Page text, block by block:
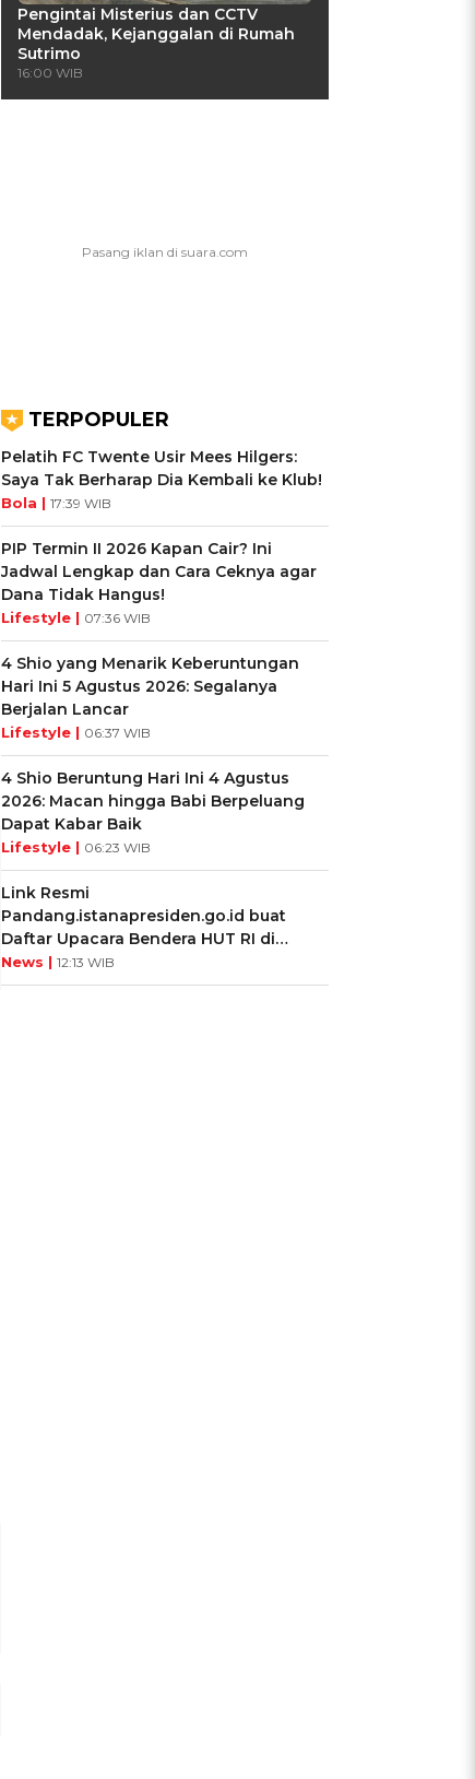
Pengintai Misterius dan CCTV
Mendadak, Kejanggalan di Rumah
Sutrimo
16:00 WIB
TERPOPULER
Pelatih FC Twente Usir Mees Hilgers:
Saya Tak Berharap Dia Kembali ke Klub!
Bola | 17:39 WIB
PIP Termin II 2026 Kapan Cair? Ini
Jadwal Lengkap dan Cara Ceknya agar
Dana Tidak Hangus!
Lifestyle | 07:36 WIB
4 Shio yang Menarik Keberuntungan
Hari Ini 5 Agustus 2026: Segalanya
Berjalan Lancar
Lifestyle | 06:37 WIB
4 Shio Beruntung Hari Ini 4 Agustus
2026: Macan hingga Babi Berpeluang
Dapat Kabar Baik
Lifestyle | 06:23 WIB
Link Resmi
Pandang.istanapresiden.go.id buat
Daftar Upacara Bendera HUT RI di
Istana Negara
News | 12:13 WIB